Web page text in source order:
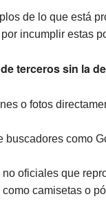
de lo que está
incumplir estas
terceros sin la
o fotos
buscadores como
oficiales que
camisetas o